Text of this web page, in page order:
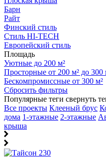
Барн
Райт
Финский стиль
Стиль HI-TECH
Европейский стиль
Площадь
Уютные до 200 м²
Просторные от 200 м² до 300
Бескомпромиссные от 300 м²
Сбросить фильтры
Популярные теги свернуть
Все проекты Клееный брус
дома 1-этажные 2-этажные
крыша